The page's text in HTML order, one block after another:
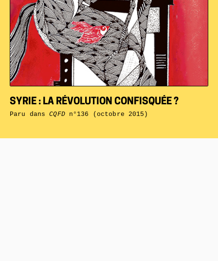
SYRIE : LA RÉVOLUTION CONFISQUÉE ?
Paru dansCQFDn°136 (octobre 2015)